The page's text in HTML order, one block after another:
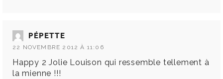
PÉPETTE
22 NOVEMBRE 2012 À 11:06
Happy 2 Jolie Louison qui ressemble tellement à
la mienne !!!